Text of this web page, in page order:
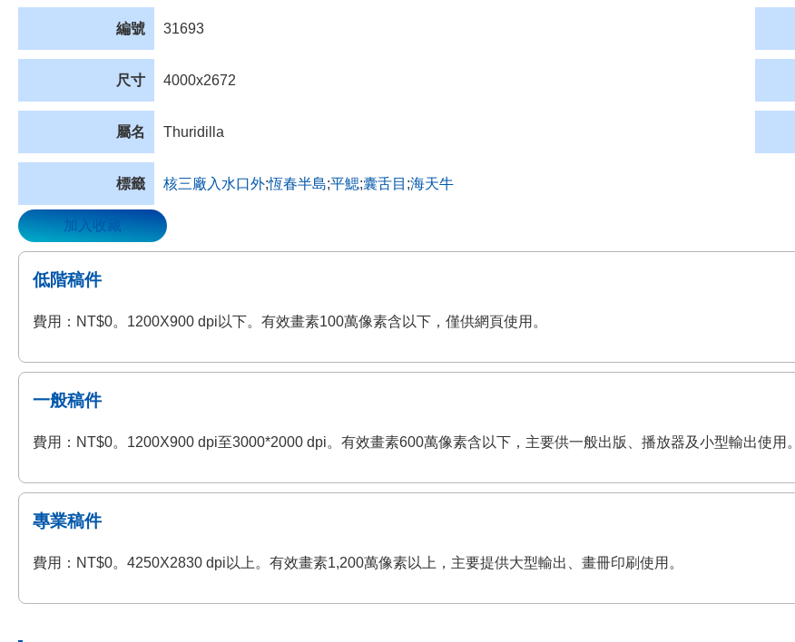
編號 31693
尺寸 4000x2672
屬名 Thuridilla
標籤 核三廠入水口外;恆春半島;平鰓;囊舌目 ;海天牛
加入收藏
低階稿件
費用：NT$0。1200X900 dpi以下。有效畫素100萬像素含以下，僅供網頁使用。
一般稿件
費用：NT$0。1200X900 dpi至3000*2000 dpi。有效畫素600萬像素含以下，主要供一般出版、播放器及小型輸出使用。
專業稿件
費用：NT$0。4250X2830 dpi以上。有效畫素1,200萬像素以上，主要提供大型輸出、畫冊印刷使用。